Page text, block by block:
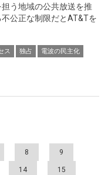
う地域の公共放送を推
公正な制限だとAT&Tを
ス 独占
電波の民主化
8 9
14 15